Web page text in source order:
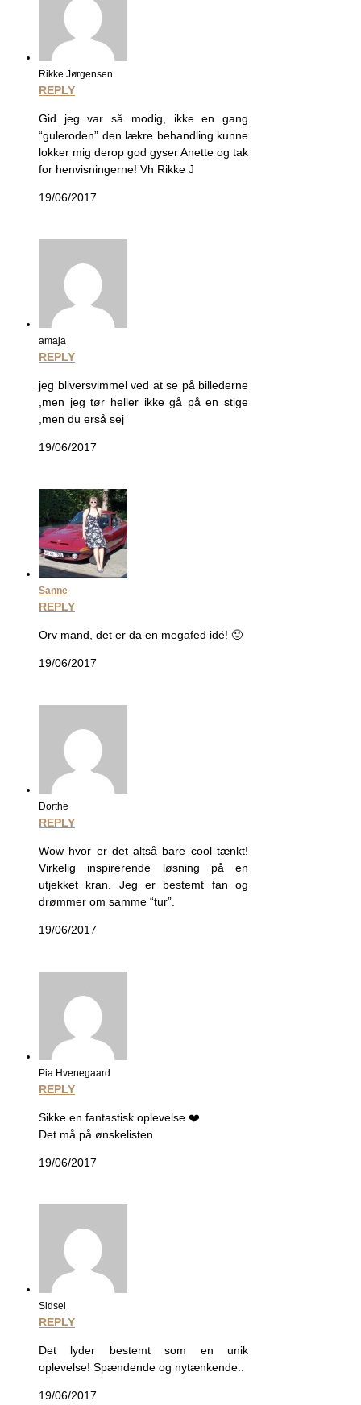
Rikke Jørgensen
REPLY
Gid jeg var så modig, ikke en gang
“guleroden” den lækre behandling kunne
lokker mig derop god gyser Anette og tak
for henvisningerne! Vh Rikke J
19/06/2017
amaja
REPLY
jeg bliversvimmel ved at se på billederne
,men jeg tør heller ikke gå på en stige
,men du erså sej
19/06/2017
Sanne
REPLY
Orv mand, det er da en megafed idé! 🙂
19/06/2017
Dorthe
REPLY
Wow hvor er det altså bare cool tænkt!
Virkelig inspirerende løsning på en
utjekket kran. Jeg er bestemt fan og
drømmer om samme “tur”.
19/06/2017
Pia Hvenegaard
REPLY
Sikke en fantastisk oplevelse ❤️
Det må på ønskelisten
19/06/2017
Sidsel
REPLY
Det lyder bestemt som en unik
oplevelse! Spændende og nytænkende..
19/06/2017